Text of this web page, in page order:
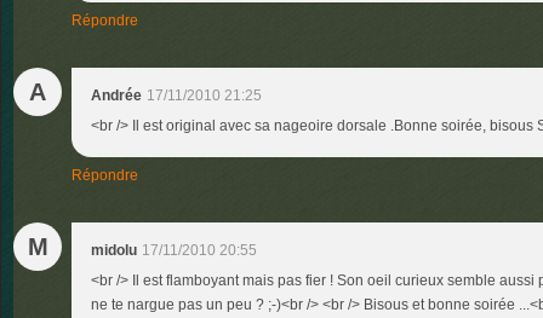
Répondre
A Andrée 17/11/2010 21:25
<br /> Il est original avec sa nageoire dorsale .Bonne soirée, bisous
Répondre
M midolu 17/11/2010 20:55
<br /> Il est flamboyant mais pas fier ! Son oeil curieux semble aussi
ne te nargue pas un peu ? ;-)<br /> <br /> Bisous et bonne soirée